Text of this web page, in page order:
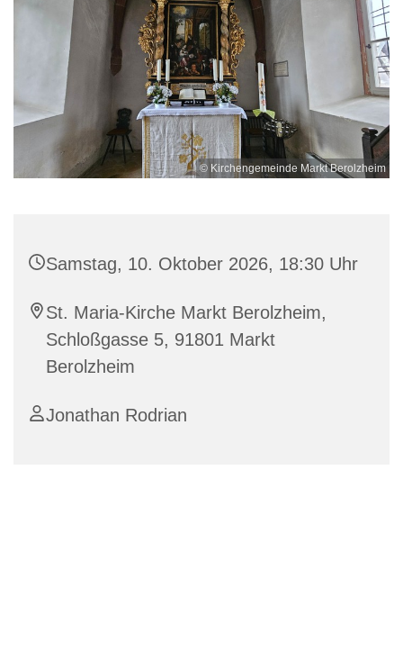
© Kirchengemeinde Markt Berolzheim
Samstag, 10. Oktober 2026, 18:30 Uhr
St. Maria-Kirche Markt Berolzheim,
Schloßgasse 5, 91801 Markt
Berolzheim
Jonathan Rodrian